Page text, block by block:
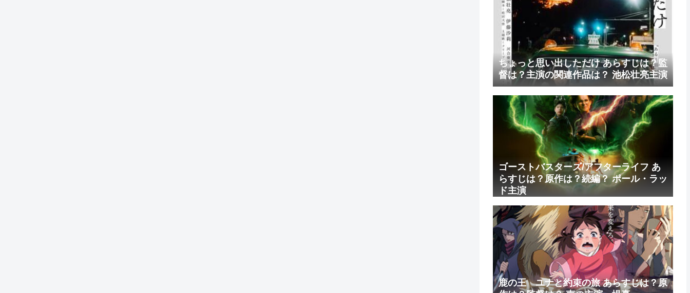
ちょっと思い出しただけ あらすじは？監
督は？主演の関連作品は？ 池松壮亮主演
ゴーストバスターズ/アフターライフ あ
らすじは？原作は？続編？ ポール・ラッ
ド主演
鹿の王 ユナと約束の旅 あらすじは？原